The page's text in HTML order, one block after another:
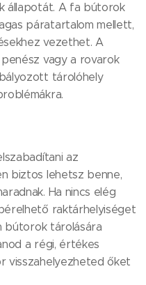
állapotát. A fa bútorok
páratartalom mellett,
vezethet. A
vagy a rovarok
tárolóhely
az
biztos lehetsz benne,
Ha nincs elég
raktárhelyiséget
bútorok tárolására
a régi, értékes
visszahelyezheted őket